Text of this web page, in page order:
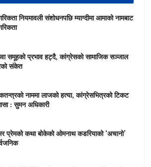
नियमावली संशोधनपछि म्याग्दीमा आमाको नामबाट
समूहको प्रभाव हट्दै, कांग्रेसको सामाजिक सञ्जाल
संकेत
नाममा लाजको हत्या, कांग्रेसभित्रको टिकट
: सुमन अधिकारी
प्रेमको कथा बोकेको ओमनाथ कडरियाको ‘अचानो’